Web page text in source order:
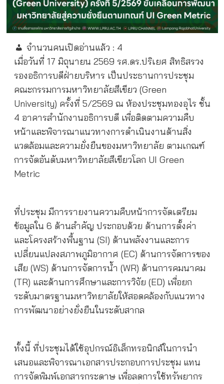
จำนวนคนเปิดอ่านแล้ว : 4
เมื่อวันที่ 17 มิถุนายน 2569 รศ.ดร.ปริเยศ สิทธิสรวง
รองอธิการบดีฝ่ายบริหาร เป็นประธานการประชุม
คณะกรรมการมหาวิทยาลัยสีเขียว (Green
University) ครั้งที่ 5/2569 ณ ห้องประชุมทองอุไร ชั้น
4 อาคารสำนักงานอธิการบดี เพื่อติดตามความคืบ
หน้าและพิจารณาแนวทางการดำเนินงานด้านสิ่ง
แวดล้อมและความยั่งยืนของมหาวิทยาลัย ตามเกณฑ์
การจัดอันดับมหาวิทยาลัยสีเขียวโลก UI Green
Metric
ที่ประชุม มีการรายงานความคืบหน้าการจัดเตรียม
ข้อมูลใน 6 ด้านสำคัญ ประกอบด้วย ด้านการตั้งค่า
และโครงสร้างพื้นฐาน (SI) ด้านพลังงานและการ
เปลี่ยนแปลงสภาพภูมิอากาศ (EC) ด้านการจัดการของ
เสีย (WS) ด้านการจัดการน้ำ (WR) ด้านการคมนาคม
(TR) และด้านการศึกษาและการวิจัย (ED) เพื่อยก
ระดับมาตรฐานมหาวิทยาลัยให้สอดคล้องกับแนวทาง
การพัฒนาอย่างยั่งยืนในระดับสากล
ทั้งนี้ ที่ประชุมได้ใช้อุปกรณ์อิเล็กทรอนิกส์ในการนำ
เสนอและพิจารณาเอกสารประกอบการประชุม แทน
การจัดพิมพ์เอกสารกระดาษ เพื่อลดการใช้ทรัพยากร